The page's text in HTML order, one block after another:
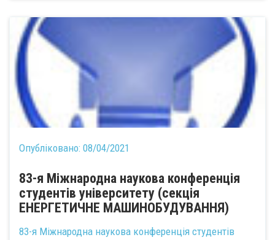
Опубліковано: 08/04/2021
83-я Міжнародна наукова конференція
студентів університету (секція
ЕНЕРГЕТИЧНЕ МАШИНОБУДУВАННЯ)
83-я Міжнародна наукова конференція студентів